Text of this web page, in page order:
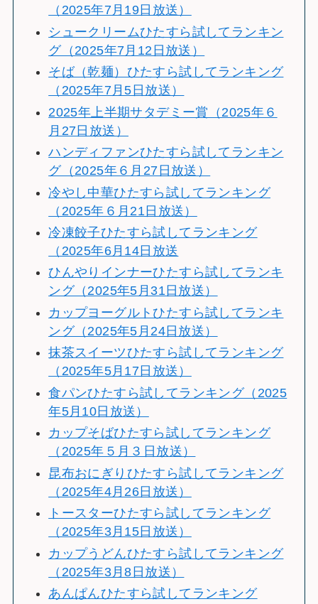
（2025年7月19日放送）
シュークリームひたすら試してランキン
グ（2025年7月12日放送）
そば（乾麺）ひたすら試してランキング
（2025年7月5日放送）
2025年上半期サタデミー賞（2025年６
月27日放送）
ハンディファンひたすら試してランキン
グ（2025年６月27日放送）
冷やし中華ひたすら試してランキング
（2025年６月21日放送）
冷凍餃子ひたすら試してランキング
（2025年6月14日放送
ひんやりインナーひたすら試してランキ
ング（2025年5月31日放送）
カップヨーグルトひたすら試してランキ
ング（2025年5月24日放送）
抹茶スイーツひたすら試してランキング
（2025年5月17日放送）
食パンひたすら試してランキング（2025
年5月10日放送）
カップそばひたすら試してランキング
（2025年５月３日放送）
昆布おにぎりひたすら試してランキング
（2025年4月26日放送）
トースターひたすら試してランキング
（2025年3月15日放送）
カップうどんひたすら試してランキング
（2025年3月8日放送）
あんぱんひたすら試してランキング